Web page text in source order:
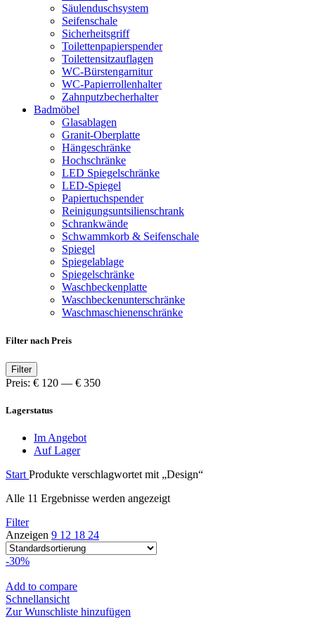
Säulenduschsystem
Seifenschale
Sicherheitsgriff
Toilettenpapierspender
Toilettensitzauflagen
WC-Bürstengarnitur
WC-Papierrollenhalter
Zahnputzbecherhalter
Badmöbel
Glasablagen
Granit-Oberplatte
Hängeschränke
Hochschränke
LED Spiegelschränke
LED-Spiegel
Papiertuchspender
Reinigungsuntsilienschrank
Schrankwände
Schwammkorb & Seifenschale
Spiegel
Spiegelablage
Spiegelschränke
Waschbeckenplatte
Waschbeckenunterschränke
Waschmaschienenschränke
Filter nach Preis
Min.
Preis
Max.
Preis
Filter
Preis: € 120 — € 350
Lagerstatus
Im Angebot
Auf Lager
Start Produkte verschlagwortet mit „Design“
Alle 11 Ergebnisse werden angezeigt
Filter
Anzeigen 9 12 18 24
-30%
Add to compare
Schnellansicht
Zur Wunschliste hinzufügen